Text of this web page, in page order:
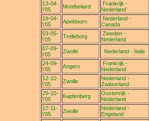
13-04-
\'05
Montbeliard
Frankrijk -
Nederland
19-04-
\'05
Apeldoorn
Nederland -
Canada
03-05-
\'05
Trelleborg
Zweden -
Nederland
07-09-
\'05
Zwolle Nederland - Italie
24-09-
\'05
Angers
Frankrijk -
Nederland
12-10-
\'05
Zwolle
Nederland -
Zwitserland
29-10-
\'05
Kapfenberg
Oostenrijk -
Nederland
17-11-
\'05
Zwolle
Nederland -
Engeland